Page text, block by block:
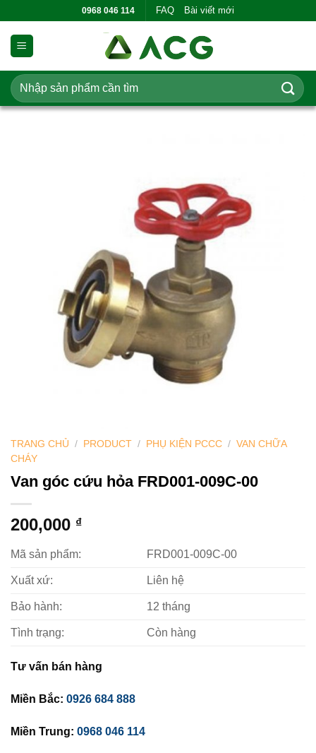
dung
0968 046 114 FAQ Bài viết mới
Tìm
kiếm:
TRANG CHỦ / PRODUCT / PHỤ KIỆN PCCC / VAN CHỮA
CHÁY
Van góc cứu hỏa FRD001-009C-00
200,000 ₫
Mã sản phẩm: FRD001-009C-00
Xuất xứ: Liên hệ
Bảo hành: 12 tháng
Tình trạng: Còn hàng
Tư vấn bán hàng
Miền Bắc: 0926 684 888
Miền Trung: 0968 046 114